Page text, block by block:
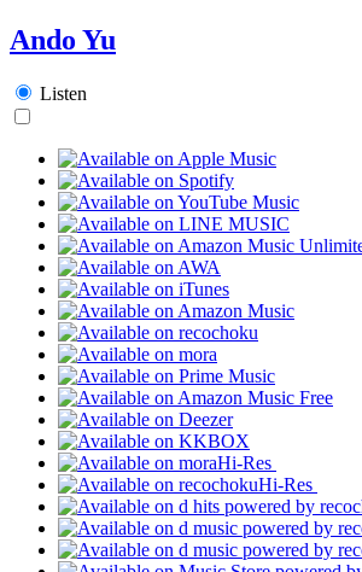
Ando Yu
Listen
Hi-Res
Hi-Res